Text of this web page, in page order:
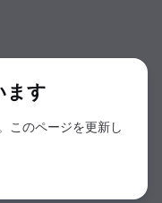
ます
このページを更新し